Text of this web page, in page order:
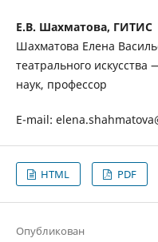
Е.В. Шахматова, ГИТИС
Шахматова Елена
театрального
наук, профессор
E-mail:
HTML PDF
Опубликован